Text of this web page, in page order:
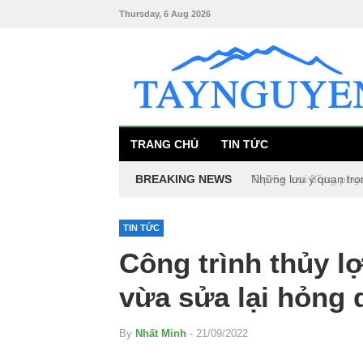
Thursday, 6 Aug 2026
TRANG CHỦ TIN TỨC
BREAKING NEWS Những lưu ý quan
Top 5+ loại đồng
TIN TỨC
Công trình thủy
vừa sửa lại hỏng
By Nhất Minh - 21/09/2022